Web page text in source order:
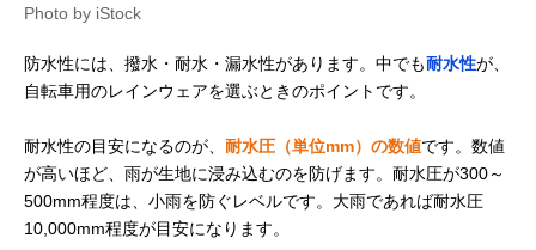
Photo by iStock
防水性には、撥水・耐水・漏水性があります。中でも耐水性が、
自転車用のレインウェアを選ぶときのポイントです。
耐水性の目安になるのが、 耐水圧（単位mm）の数値です。数値
が高いほど、雨が生地に浸み込むのを防げます。耐水圧が300～
500mm程度は、小雨を防ぐレベルです。大雨であれば耐水圧
10,000mm程度が目安になります。